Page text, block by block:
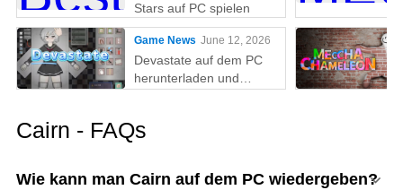
Stars auf PC spielen
Game News June 12, 2026
Devastate auf dem PC
herunterladen und
Play
Cairn - FAQs
Wie kann man Cairn auf dem PC wiedergeben?